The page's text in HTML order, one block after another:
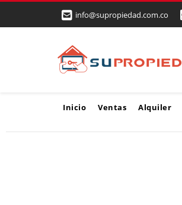
info@supropiedad.com.co
Inicio Ventas Alquiler